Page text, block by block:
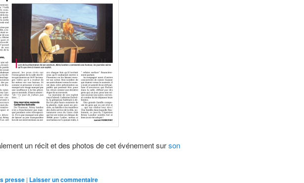
un récit et des photos de cet événement surson
presse | Laisser un commentaire